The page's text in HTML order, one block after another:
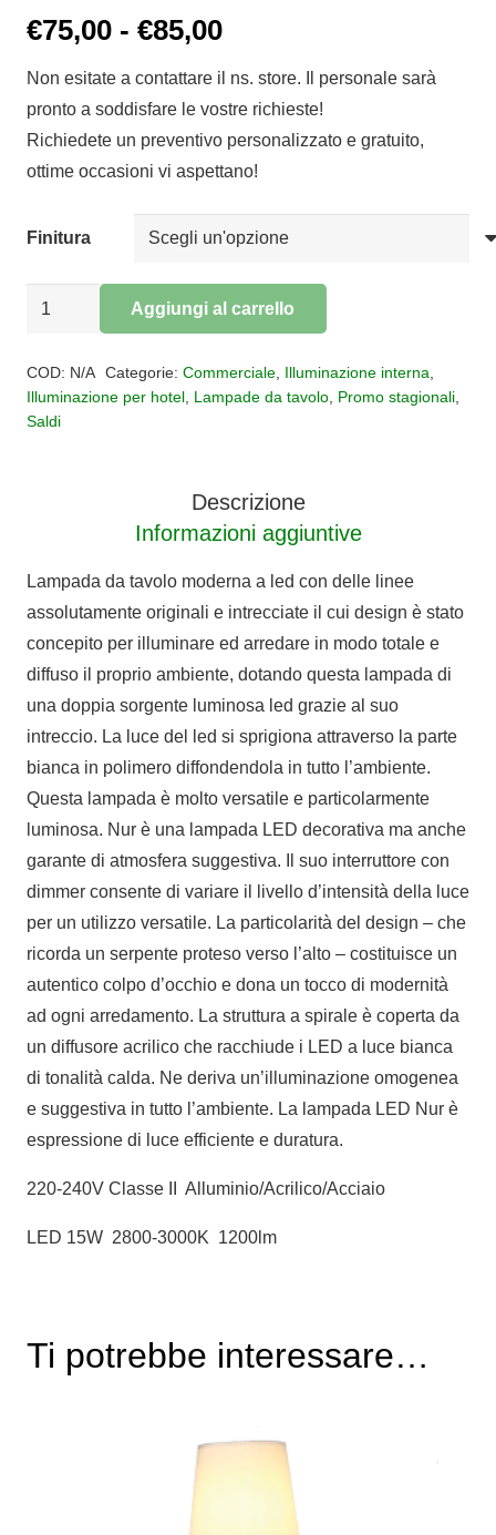
€75,00 - €85,00Fascia
prezzo:
da
€75,00
a
€85,00
Non esitate a contattare il ns. store. Il personale sarà
pronto a soddisfare le vostre richieste!
Richiedete un preventivo personalizzato e gratuito,
ottime occasioni vi aspettano!
Finitura
Lampada
LED
Nur
Aggiungi al carrello
COD: N/A Categorie: Commerciale, Illuminazione interna
Illuminazione per hotel Lampade da tavolo Promo stagionali
Saldi
Descrizione
Informazioni aggiuntive
Lampada da tavolo moderna a led con delle linee
assolutamente originali e intrecciate il cui design è stato
concepito per illuminare ed arredare in modo totale e
diffuso il proprio ambiente, dotando questa lampada di
una doppia sorgente luminosa led grazie al suo
intreccio. La luce del led si sprigiona attraverso la parte
bianca in polimero diffondendola in tutto l’ambiente.
Questa lampada è molto versatile e particolarmente
luminosa. Nur è una lampada LED decorativa ma anche
garante di atmosfera suggestiva. Il suo interruttore con
dimmer consente di variare il livello d’intensità della luce
per un utilizzo versatile. La particolarità del design – che
ricorda un serpente proteso verso l’alto – costituisce un
autentico colpo d’occhio e dona un tocco di modernità
ad ogni arredamento. La struttura a spirale è coperta da
un diffusore acrilico che racchiude i LED a luce bianca
di tonalità calda. Ne deriva un’illuminazione omogenea
e suggestiva in tutto l’ambiente. La lampada LED Nur è
espressione di luce efficiente e duratura.
220-240V Classe II Alluminio/Acrilico/Acciaio
LED 15W 2800-3000K 1200lm
Ti potrebbe interessare…